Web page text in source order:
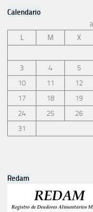
Calendario
L
M X
3
4 5
10
11 12
17
18 19
24
25 26
31
Redam